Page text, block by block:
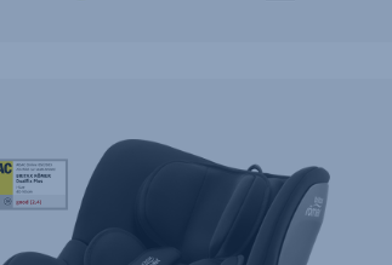
ADAC-
DUALFIX
PLUS-